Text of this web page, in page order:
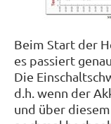
Beim Start der
es passiert
Die
d.h. wenn der
und über